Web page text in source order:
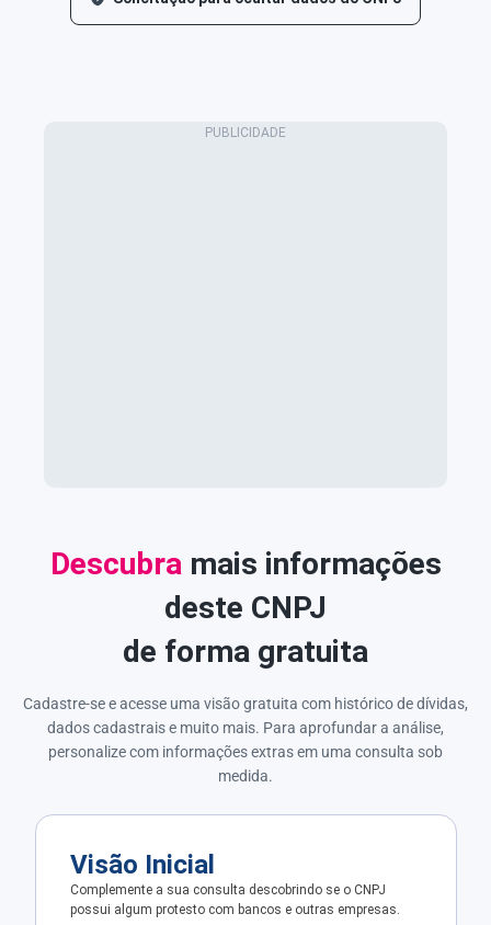
Descubra mais informações
deste CNPJ
de forma gratuita
Cadastre-se e acesse uma visão gratuita com histórico de dívidas,
dados cadastrais e muito mais. Para aprofundar a análise,
personalize com informações extras em uma consulta sob
medida.
Visão Inicial
Complemente a sua consulta descobrindo se o CNPJ
possui algum protesto com bancos e outras empresas.